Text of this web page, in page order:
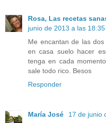
Rosa, Las recetas
junio de 2013 a las 18:35
Me encantan de las dos
en casa suelo hacer
tenga en cada
sale todo rico. Besos
Responder
María José
17 de junio